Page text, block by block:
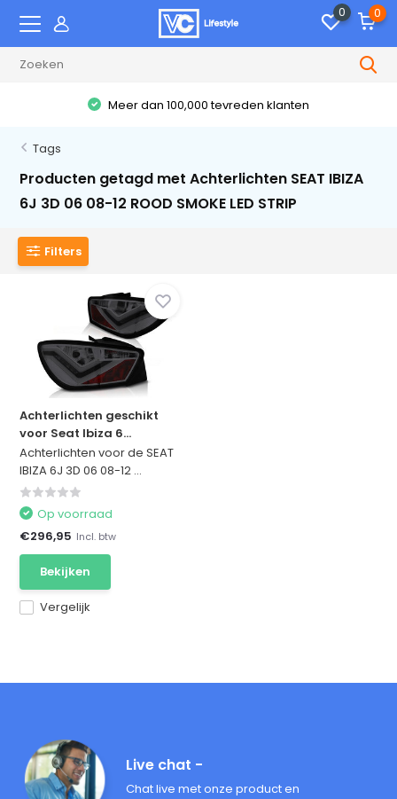
0 0
Meer dan 100,000 tevreden klanten
Tags
Producten getagd met Achterlichten SEAT IBIZA
6J 3D 06 08-12 ROOD SMOKE LED STRIP
Filters
Achterlichten geschikt
voor Seat Ibiza 6...
Achterlichten voor de SEAT
IBIZA 6J 3D 06 08-12 ...
Vergelijk
Op voorraad
€296,95 Incl. btw
Bekijken
Live chat -
Chat live met onze product en